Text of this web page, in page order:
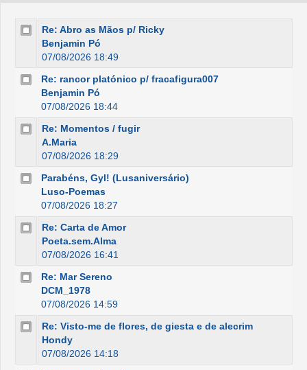
Re: Abro as Mãos p/ Ricky
Benjamin Pó
07/08/2026 18:49
Re: rancor platónico p/ fracafigura007
Benjamin Pó
07/08/2026 18:44
Re: Momentos / fugir
A.Maria
07/08/2026 18:29
Parabéns, Gyl! (Lusaniversário)
Luso-Poemas
07/08/2026 18:27
Re: Carta de Amor
Poeta.sem.Alma
07/08/2026 16:41
Re: Mar Sereno
DCM_1978
07/08/2026 14:59
Re: Visto-me de flores, de giesta e de alecrim
Hondy
07/08/2026 14:18